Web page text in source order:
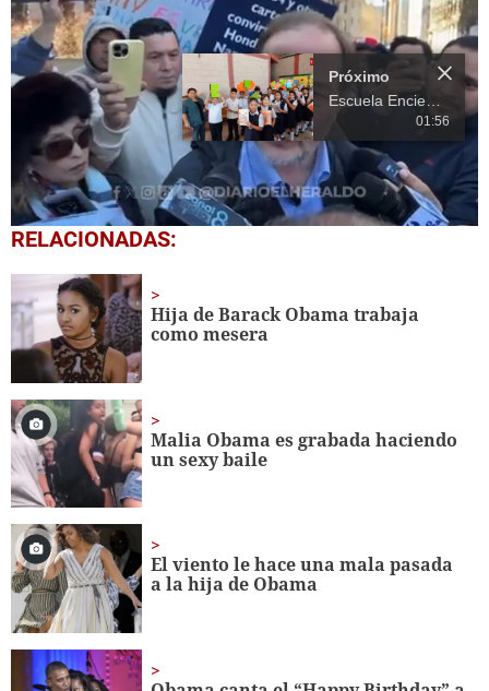
0
seconds
seconds
Próximo
01:56
RELACIONADAS:
Hija de Barack Obama trabaja
como mesera
Malia Obama es grabada haciendo
un sexy baile
El viento le hace una mala pasada
a la hija de Obama